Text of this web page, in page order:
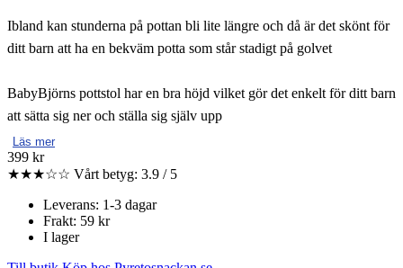
Ibland kan stunderna på pottan bli lite längre och då är det skönt för
ditt barn att ha en bekväm potta som står stadigt på golvet
BabyBjörns pottstol har en bra höjd vilket gör det enkelt för ditt barn
att sätta sig ner och ställa sig själv upp
Läs mer
399 kr
★★★☆☆ Vårt betyg: 3.9 / 5
Leverans: 1-3 dagar
Frakt: 59 kr
I lager